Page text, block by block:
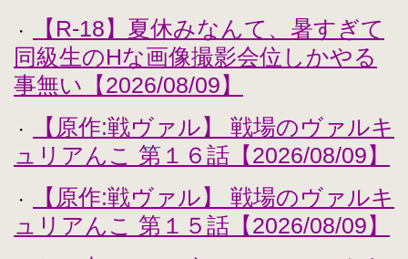
・
【R-18】夏休みなんて、暑すぎて
同級生のHな画像撮影会位しかやる
事無い【2026/08/09】
・
【原作:戦ヴァル】 戦場のヴァルキ
ュリアんこ 第１６話【2026/08/09】
・
【原作:戦ヴァル】 戦場のヴァルキ
ュリアんこ 第１５話【2026/08/09】